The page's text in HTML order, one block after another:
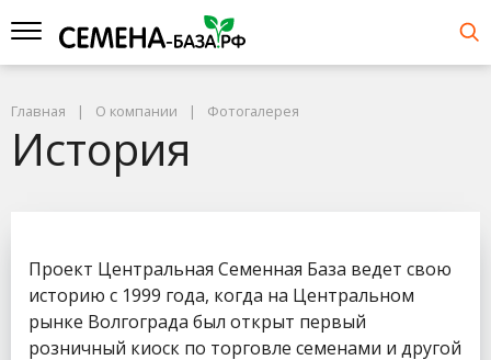
Главная О компании Фотогалерея
История
Проект Центральная Семенная База ведет свою
историю с 1999 года, когда на Центральном
рынке Волгограда был открыт первый
розничный киоск по торговле семенами и другой